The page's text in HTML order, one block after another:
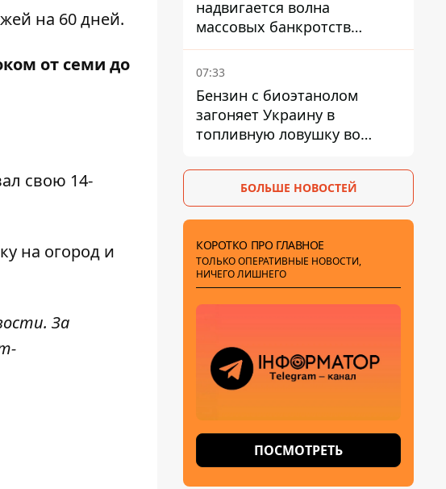
на 60 дней.
от семи до
свою 14-
на огород и
За
надвигается волна
массовых банкротств
продавцов - Reuters
07:33
Бензин с биоэтанолом
загоняет Украину в
топливную ловушку во
БОЛЬШЕ НОВОСТЕЙ
КОРОТКО ПРО ГЛАВНОЕ
ТОЛЬКО ОПЕРАТИВНЫЕ НОВОСТИ,
НИЧЕГО ЛИШНЕГО
ПОСМОТРЕТЬ